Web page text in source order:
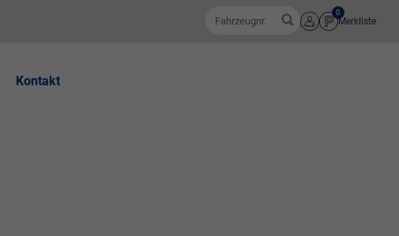
Fahrzeugnr.
Anmelden
Merkliste
0
Kontakt